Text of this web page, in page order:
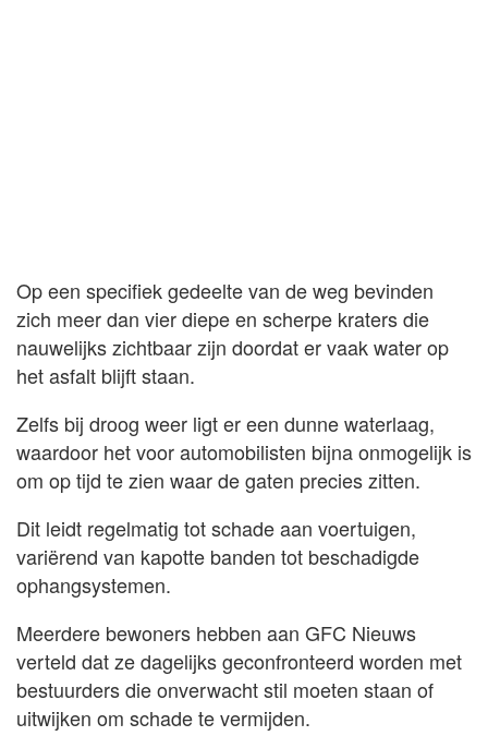
Op een specifiek gedeelte van de weg bevinden
zich meer dan vier diepe en scherpe kraters die
nauwelijks zichtbaar zijn doordat er vaak water op
het asfalt blijft staan.
Zelfs bij droog weer ligt er een dunne waterlaag,
waardoor het voor automobilisten bijna onmogelijk is
om op tijd te zien waar de gaten precies zitten.
Dit leidt regelmatig tot schade aan voertuigen,
variërend van kapotte banden tot beschadigde
ophangsystemen.
Meerdere bewoners hebben aan GFC Nieuws
verteld dat ze dagelijks geconfronteerd worden met
bestuurders die onverwacht stil moeten staan of
uitwijken om schade te vermijden.